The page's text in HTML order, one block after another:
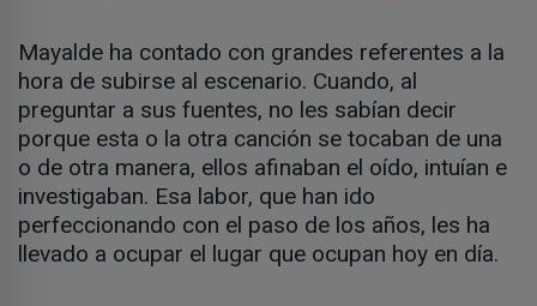
Mayalde ha contado con grandes referentes a la
hora de subirse al escenario. Cuando, al
preguntar a sus fuentes, no les sabían decir
porque esta o la otra canción se tocaban de una
o de otra manera, ellos afinaban el oído, intuían e
investigaban. Esa labor, que han ido
perfeccionando con el paso de los años, les ha
llevado a ocupar el lugar que ocupan hoy en día.